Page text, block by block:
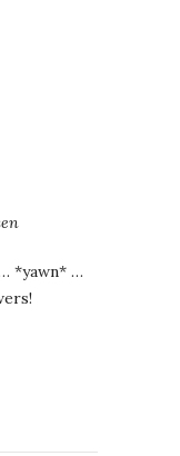
*yawn* …